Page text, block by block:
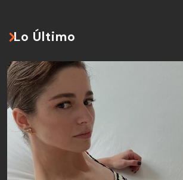
Lo Último